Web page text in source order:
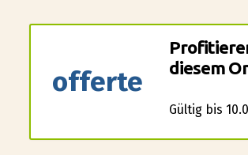
offerte
diesem
Gültig bis